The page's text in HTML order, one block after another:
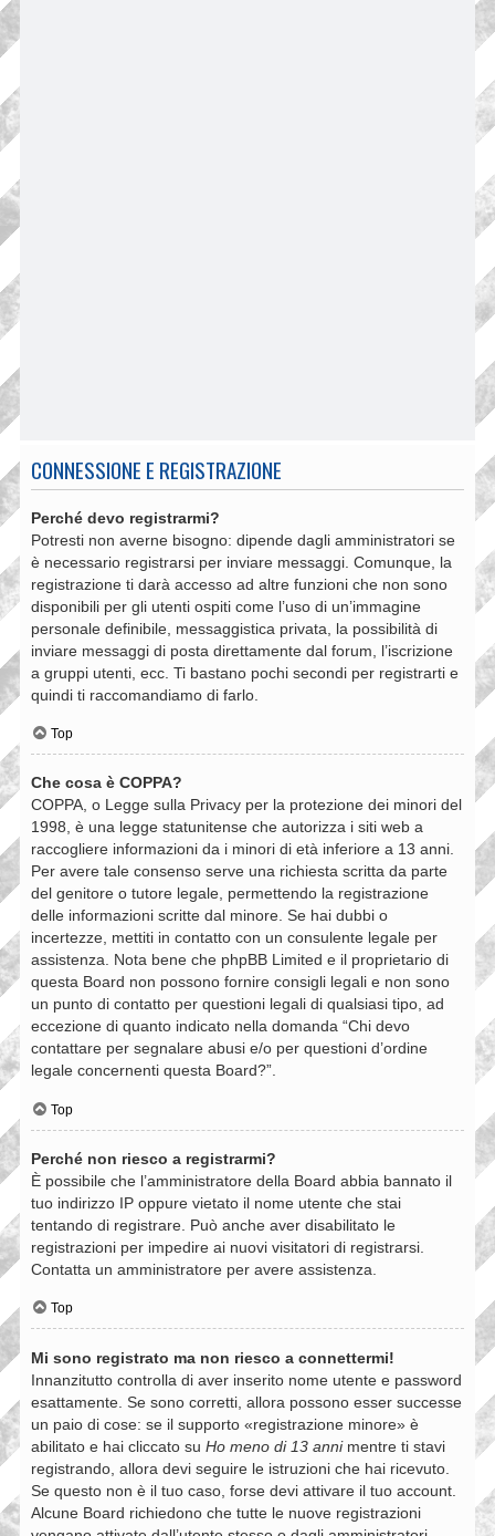
CONNESSIONE E REGISTRAZIONE
Perché devo registrarmi?
Potresti non averne bisogno: dipende dagli amministratori se
è necessario registrarsi per inviare messaggi. Comunque, la
registrazione ti darà accesso ad altre funzioni che non sono
disponibili per gli utenti ospiti come l’uso di un’immagine
personale definibile, messaggistica privata, la possibilità di
inviare messaggi di posta direttamente dal forum, l’iscrizione
a gruppi utenti, ecc. Ti bastano pochi secondi per registrarti e
quindi ti raccomandiamo di farlo.
Top
Che cosa è COPPA?
COPPA, o Legge sulla Privacy per la protezione dei minori del
1998, è una legge statunitense che autorizza i siti web a
raccogliere informazioni da i minori di età inferiore a 13 anni.
Per avere tale consenso serve una richiesta scritta da parte
del genitore o tutore legale, permettendo la registrazione
delle informazioni scritte dal minore. Se hai dubbi o
incertezze, mettiti in contatto con un consulente legale per
assistenza. Nota bene che phpBB Limited e il proprietario di
questa Board non possono fornire consigli legali e non sono
un punto di contatto per questioni legali di qualsiasi tipo, ad
eccezione di quanto indicato nella domanda “Chi devo
contattare per segnalare abusi e/o per questioni d’ordine
legale concernenti questa Board?”.
Top
Perché non riesco a registrarmi?
È possibile che l’amministratore della Board abbia bannato il
tuo indirizzo IP oppure vietato il nome utente che stai
tentando di registrare. Può anche aver disabilitato le
registrazioni per impedire ai nuovi visitatori di registrarsi.
Contatta un amministratore per avere assistenza.
Top
Mi sono registrato ma non riesco a connettermi!
Innanzitutto controlla di aver inserito nome utente e password
esattamente. Se sono corretti, allora possono esser successe
un paio di cose: se il supporto «registrazione minore» è
abilitato e hai cliccato su Ho meno di 13 annimentre ti stavi
registrando, allora devi seguire le istruzioni che hai ricevuto.
Se questo non è il tuo caso, forse devi attivare il tuo account.
Alcune Board richiedono che tutte le nuove registrazioni